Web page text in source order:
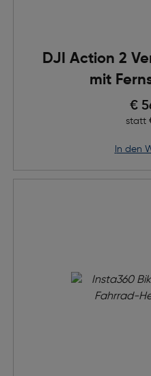
DJI Action 2
mit
€
statt
in den